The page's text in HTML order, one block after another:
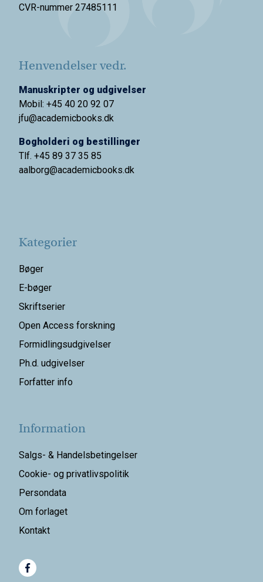
CVR-nummer 27485111
Henvendelser vedr.
Manuskripter og udgivelser
Mobil: +45 40 20 92 07
jfu@academicbooks.dk
Bogholderi og bestillinger
Tlf. +45 89 37 35 85
aalborg@academicbooks.dk
Kategorier
Bøger
E-bøger
Skriftserier
Open Access forskning
Formidlingsudgivelser
Ph.d. udgivelser
Forfatter info
Information
Salgs- & Handelsbetingelser
Cookie- og privatlivspolitik
Persondata
Om forlaget
Kontakt